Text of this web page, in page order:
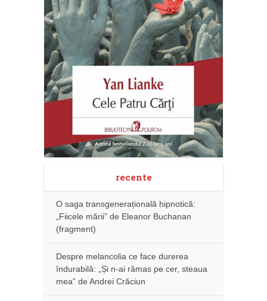
recente
O saga transgenerațională hipnotică:
„Fiicele mării” de Eleanor Buchanan
(fragment)
Despre melancolia ce face durerea
îndurabilă: „Și n-ai rămas pe cer, steaua
mea” de Andrei Crăciun